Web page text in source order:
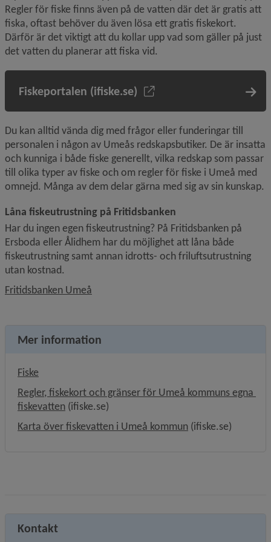
Regler för fiske finns även på de vatten där det är gratis att
fiska, oftast behöver du även lösa ett gratis fiskekort.
Därför är det viktigt att du kollar upp vad som gäller på just
det vatten du planerar att fiska vid.
Fiskeportalen (ifiske.se)
Du kan alltid vända dig med frågor eller funderingar till
personalen i någon av Umeås redskapsbutiker. De är insatta
och kunniga i både fiske generellt, vilka redskap som passar
till olika typer av fiske och om regler för fiske i Umeå med
omnejd. Många av dem delar gärna med sig av sin kunskap.
Låna fiskeutrustning på Fritidsbanken
Har du ingen egen fiskeutrustning? På Fritidsbanken på
Ersboda eller Ålidhem har du möjlighet att låna både
fiskeutrustning samt annan idrotts- och friluftsutrustning
utan kostnad.
Fritidsbanken Umeå
Mer information
Fiske
Regler, fiskekort och gränser för Umeå kommuns egna
fiskevattenLänk till annan webbplats, öppnas i nytt
(ifiske.se)
Karta över fiskevatten i Umeå kommunLänk till annan
(ifiske.se)
Kontakt